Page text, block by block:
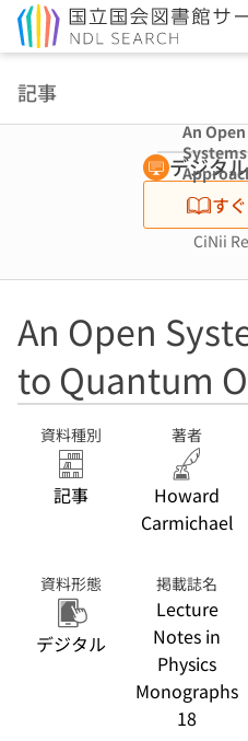
記事
An Open
Systems
デジタ
す
CiNii
An Open
to Quantum
資料種別
記事
著者
Howard
Carmichael
資料形態
デジタル
掲載誌名
Lecture
Notes in
Physics
Monographs
18